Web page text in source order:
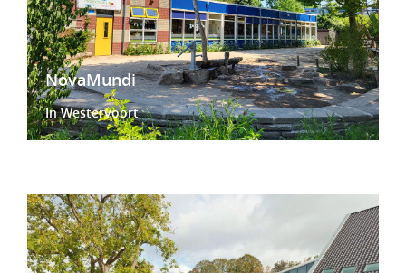
NovaMundi
In Westervoort